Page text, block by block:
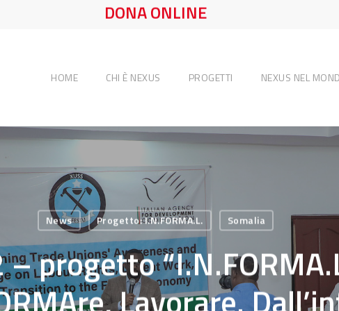
DONA ONLINE
HOME CHI È NEXUS PROGETTI NEXUS NEL
News Progetto: I.N.FORMA.L. Somalia
progetto